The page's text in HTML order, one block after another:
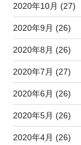
2020年10月 (27)
2020年9月 (26)
2020年8月 (26)
2020年7月 (27)
2020年6月 (26)
2020年5月 (26)
2020年4月 (26)